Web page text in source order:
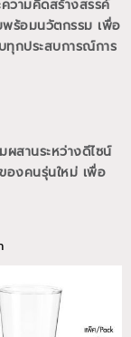
วามคิดสร้างสรรค์
พร้อมนวัตกรรม เพื่อ
ทุกประสบการณ์การ
สานระหว่างดีไซน์
องคนรุ่นใหม่ เพื่อ